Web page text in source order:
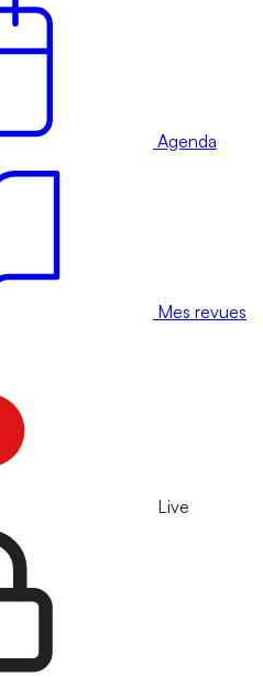
Agenda
Mes revues
Live